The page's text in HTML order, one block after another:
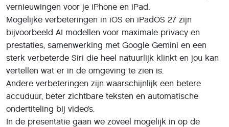
vernieuwingen voor je iPhone en iPad.
Mogelijke verbeteringen in iOS en iPadOS 27 zijn
bijvoorbeeld AI modellen voor maximale privacy en
prestaties, samenwerking met Google Gemini en een
sterk verbeterde Siri die heel natuurlijk klinkt en jou kan
vertellen wat er in de omgeving te zien is.
Andere verbeteringen zijn waarschijnlijk een betere
accuduur, beter zichtbare teksten en automatische
ondertiteling bij video’s.
In de presentatie gaan we zoveel mogelijk in op de